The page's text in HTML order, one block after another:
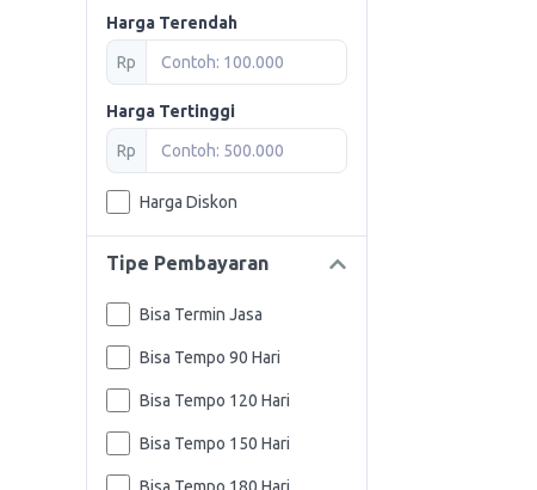
Harga Terendah
Rp
Harga Tertinggi
Rp
Harga Diskon
Tipe Pembayaran
Bisa Termin Jasa
Bisa Tempo 90 Hari
Bisa Tempo 120 Hari
Bisa Tempo 150 Hari
Bisa Tempo 180 Hari